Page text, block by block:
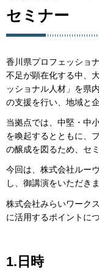
セミナー
香川県プロフェッショ
不足が顕在化する中、
ッショナル人材」を県
の支援を行い、地域と
当拠点では、中堅・中
を喚起するとともに、
の醸成を図るため、セ
今回は、株式会社ルー
し、御講演をいただきま
株式会社みらいワーク
に活用するポイントに
1.日時